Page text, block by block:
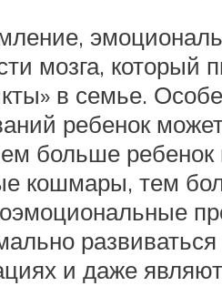
мозга,
в семье.
ребенок
больше ребенок
кошмары, тем
и даже